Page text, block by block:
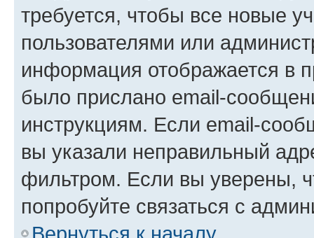
требуется, чтобы все новые
пользователями или
информация отображается в
было прислано email-
инструкциям. Если email-
вы указали неправильный
фильтром. Если вы уверены,
попробуйте связаться с
Вернуться к началу